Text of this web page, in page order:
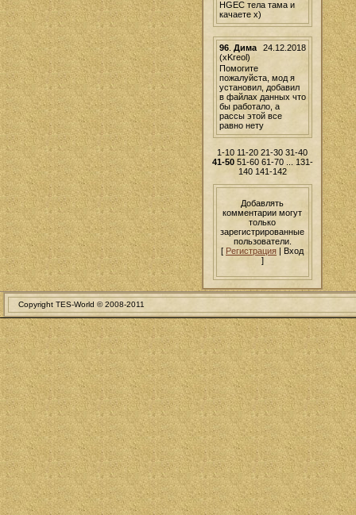
HGEC тела тама и
качаете х)
24.12.2018
96. Дима
(xKreol)
Помогите
пожалуйста, мод я
установил, добавил
в файлах данных что
бы работало, а
рассы этой все
равно нету
1-10 11-20 21-30 31-40
41-50 51-60 61-70
131-
140 141-142
Добавлять
комментарии могут
только
зарегистрированные
пользователи.
[ Регистрация | Вход
]
Copyright TES-World © 2008-2011